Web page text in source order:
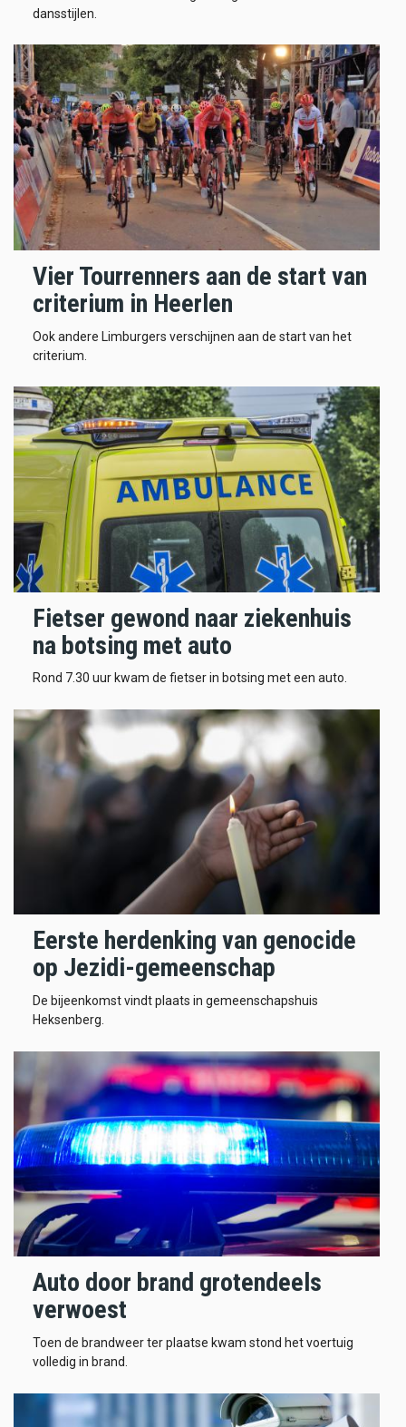
dansstijlen.
Vier Tourrenners aan de start van
criterium in Heerlen
Ook andere Limburgers verschijnen aan de start van het
criterium.
Fietser gewond naar ziekenhuis
na botsing met auto
Rond 7.30 uur kwam de fietser in botsing met een auto.
Eerste herdenking van genocide
op Jezidi-gemeenschap
De bijeenkomst vindt plaats in gemeenschapshuis
Heksenberg.
Auto door brand grotendeels
verwoest
Toen de brandweer ter plaatse kwam stond het voertuig
volledig in brand.